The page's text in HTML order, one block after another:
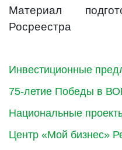
Инвестиционные
75-летие Победы в
Национальные
Центр «Мой бизнес»
Материал
Росреестра